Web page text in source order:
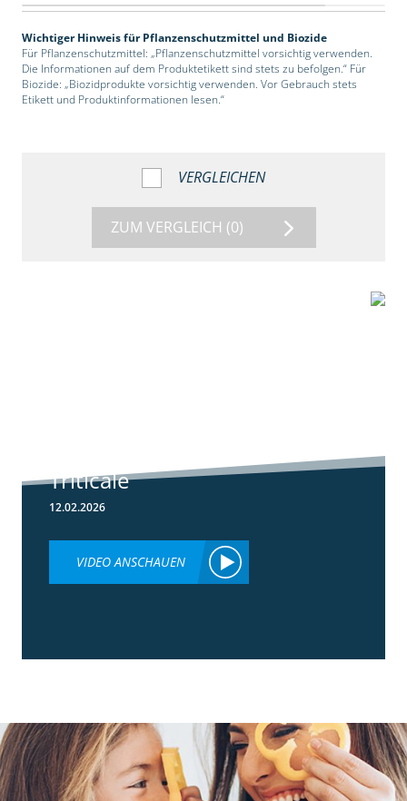
Wichtiger Hinweis für Pflanzenschutzmittel und Biozide
Für Pflanzenschutzmittel: „Pflanzenschutzmittel vorsichtig verwenden.
Die Informationen auf dem Produktetikett sind stets zu befolgen.“ Für
Biozide: „Biozidprodukte vorsichtig verwenden. Vor Gebrauch stets
Etikett und Produktinformationen lesen.“
VERGLEICHEN
ZUM VERGLEICH (0)
Triticale
12.02.2026
VIDEO ANSCHAUEN